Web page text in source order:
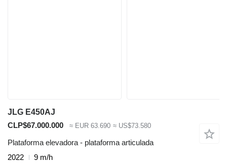
JLG E450AJ
CLP$67.000.000
≈ EUR 63.690 ≈ US$73.580
Plataforma elevadora - plataforma articulada
2022
9 m/h